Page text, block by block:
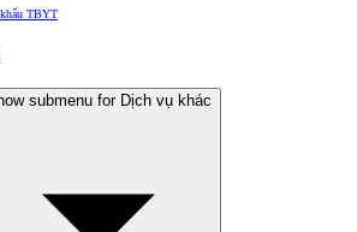
TBYT
submenu for Dịch vụ khác